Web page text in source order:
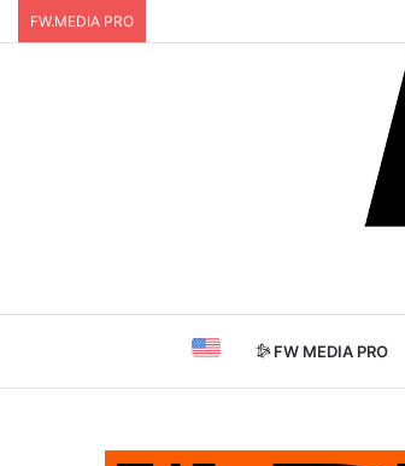
FW.MEDIA PRO
FW MEDIA PRO